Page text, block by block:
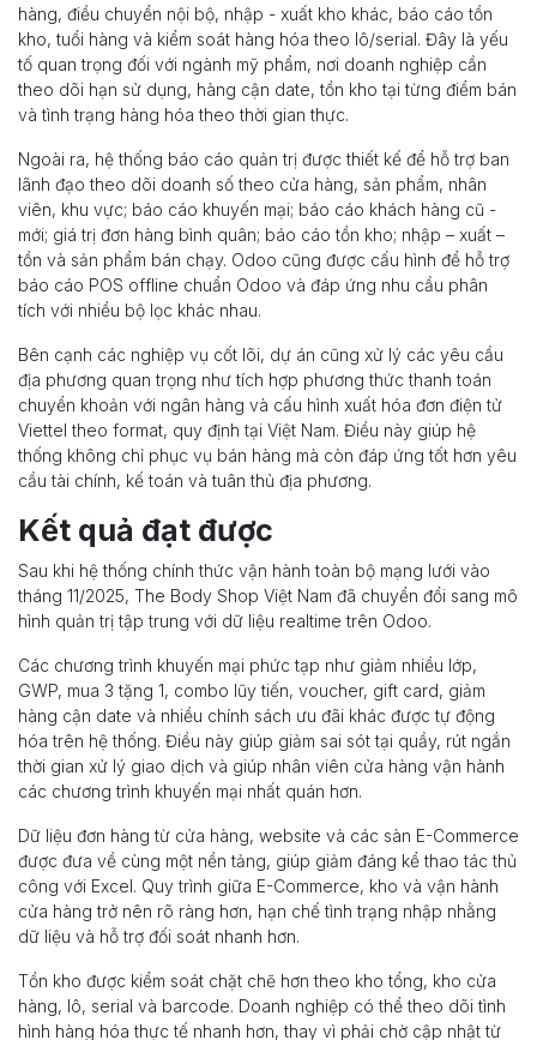
hàng, điều chuyển nội bộ, nhập - xuất kho khác, báo cáo tồn
kho, tuổi hàng và kiểm soát hàng hóa theo lô/serial. Đây là yếu
tố quan trọng đối với ngành mỹ phẩm, nơi doanh nghiệp cần
theo dõi hạn sử dụng, hàng cận date, tồn kho tại từng điểm bán
và tình trạng hàng hóa theo thời gian thực.
Ngoài ra, hệ thống báo cáo quản trị được thiết kế để hỗ trợ ban
lãnh đạo theo dõi doanh số theo cửa hàng, sản phẩm, nhân
viên, khu vực; báo cáo khuyến mại; báo cáo khách hàng cũ -
mới; giá trị đơn hàng bình quân; báo cáo tồn kho; nhập – xuất –
tồn và sản phẩm bán chạy. Odoo cũng được cấu hình để hỗ trợ
báo cáo POS offline chuẩn Odoo và đáp ứng nhu cầu phân
tích với nhiều bộ lọc khác nhau.
Bên cạnh các nghiệp vụ cốt lõi, dự án cũng xử lý các yêu cầu
địa phương quan trọng như tích hợp phương thức thanh toán
chuyển khoản với ngân hàng và cấu hình xuất hóa đơn điện tử
Viettel theo format, quy định tại Việt Nam. Điều này giúp hệ
thống không chỉ phục vụ bán hàng mà còn đáp ứng tốt hơn yêu
cầu tài chính, kế toán và tuân thủ địa phương.
Kết quả đạt được
Sau khi hệ thống chính thức vận hành toàn bộ mạng lưới vào
tháng 11/2025, The Body Shop Việt Nam đã chuyển đổi sang mô
hình quản trị tập trung với dữ liệu realtime trên Odoo.
Các chương trình khuyến mại phức tạp như giảm nhiều lớp,
GWP, mua 3 tặng 1, combo lũy tiến, voucher, gift card, giảm
hàng cận date và nhiều chính sách ưu đãi khác được tự động
hóa trên hệ thống. Điều này giúp giảm sai sót tại quầy, rút ngắn
thời gian xử lý giao dịch và giúp nhân viên cửa hàng vận hành
các chương trình khuyến mại nhất quán hơn.
Dữ liệu đơn hàng từ cửa hàng, website và các sàn E-Commerce
được đưa về cùng một nền tảng, giúp giảm đáng kể thao tác thủ
công với Excel. Quy trình giữa E-Commerce, kho và vận hành
cửa hàng trở nên rõ ràng hơn, hạn chế tình trạng nhập nhằng
dữ liệu và hỗ trợ đối soát nhanh hơn.
Tồn kho được kiểm soát chặt chẽ hơn theo kho tổng, kho cửa
hàng, lô, serial và barcode. Doanh nghiệp có thể theo dõi tình
hình hàng hóa thực tế nhanh hơn, thay vì phải chờ cập nhật từ